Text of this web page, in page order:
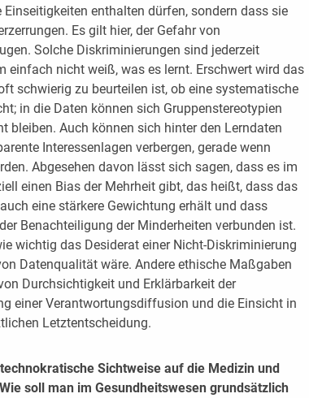
Einseitigkeiten enthalten dürfen, sondern dass sie
Es gilt hier, der Gefahr von
Solche Diskriminierungen sind jederzeit
einfach nicht weiß, was es lernt. Erschwert wird das
schwierig zu beurteilen ist, ob eine systematische
in die Daten können sich Gruppenstereotypien
bleiben. Auch können sich hinter den Lerndaten
Interessenlagen verbergen, gerade wenn
Abgesehen davon lässt sich sagen, dass es im
einen Bias der Mehrheit gibt, das heißt, dass das
eine stärkere Gewichtung erhält und dass
Benachteiligung der Minderheiten verbunden ist.
wichtig das Desiderat einer Nicht-Diskriminierung
Datenqualität wäre. Andere ethische Maßgaben
Durchsichtigkeit und Erklärbarkeit der
einer Verantwortungsdiffusion und die Einsicht in
Letztentscheidung.
Sichtweise auf die Medizin und
soll man im Gesundheitswesen grundsätzlich